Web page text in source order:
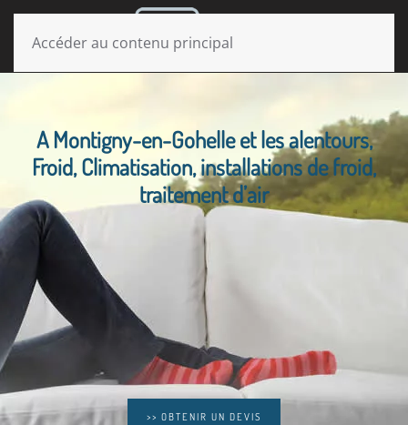
Accéder au contenu principal
A Montigny-en-Gohelle et les alentours,
Froid, Climatisation, installations de froid,
traitement d’air
>> OBTENIR UN DEVIS